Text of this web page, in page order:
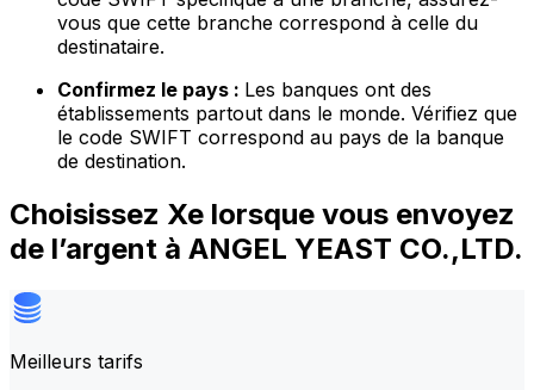
vous que cette branche correspond à celle du
destinataire.
Confirmez le pays : Les banques ont des
établissements partout dans le monde. Vérifiez que
le code SWIFT correspond au pays de la banque
de destination.
Choisissez Xe lorsque vous envoyez
de l’argent à ANGEL YEAST CO.,LTD.
Meilleurs tarifs